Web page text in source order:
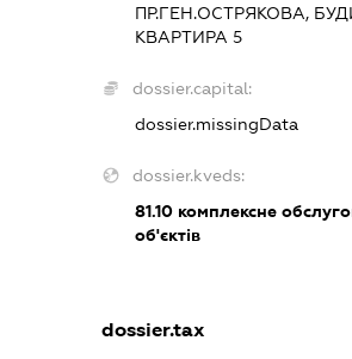
ПР.ГЕН.ОСТРЯКОВА,
КВАРТИРА 5
dossier.capital:
dossier.missingData
dossier.kveds:
81.10комплексне
об'єктів
dossier.tax